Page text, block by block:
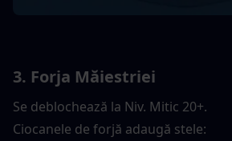
3. Forja Măiestriei
Se deblochează la Niv. Mitic 20+.
Ciocanele de forjă adaugă stele: